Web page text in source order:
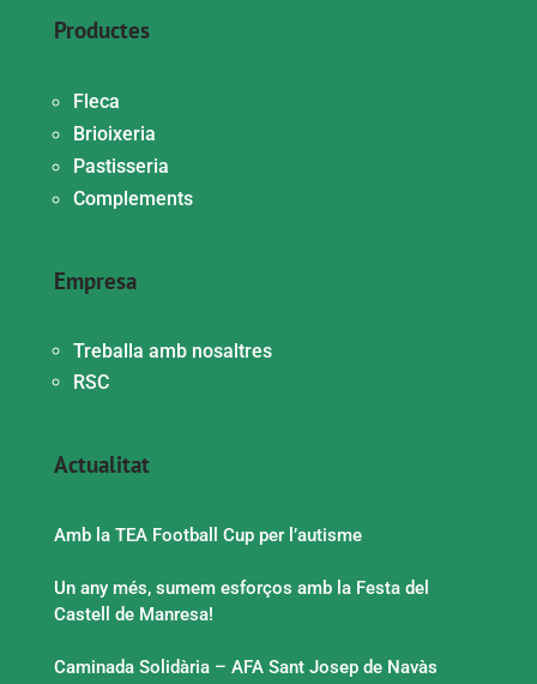
Productes
Fleca
Brioixeria
Pastisseria
Complements
Empresa
Treballa amb nosaltres
RSC
Actualitat
Amb la TEA Football Cup per l’autisme
Un any més, sumem esforços amb la Festa del
Castell de Manresa!
Caminada Solidària – AFA Sant Josep de Navàs